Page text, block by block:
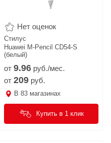
Нет оценок
Стилус
Huawei M-Pencil CD54-S
(белый)
от 9.96 руб./мес.
от 209 руб.
В 83 магазинах
Купить в 1 клик